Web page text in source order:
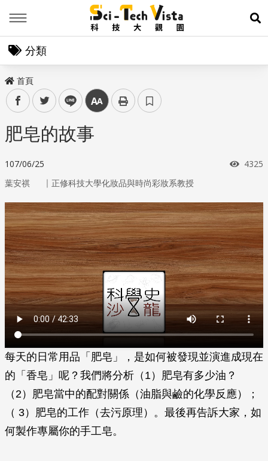
展
分類
首頁
facebooktwitter line 中
肥皂的故事
107/06/25 瀏覽
4325
葉安祺 ｜ 正修科技大學化妝品與時尚彩妝系教授
每天的日常用品「肥皂」，是如何被發現並演進成現在
的「香皂」呢？我們將分析（1）肥皂有多少油？
（2）肥皂當中的配對關係（油脂與鹼的化學反應）；
（ 3）肥皂的工作（去污原理）。最後再告訴大家，如
何製作專屬你的手工皂。